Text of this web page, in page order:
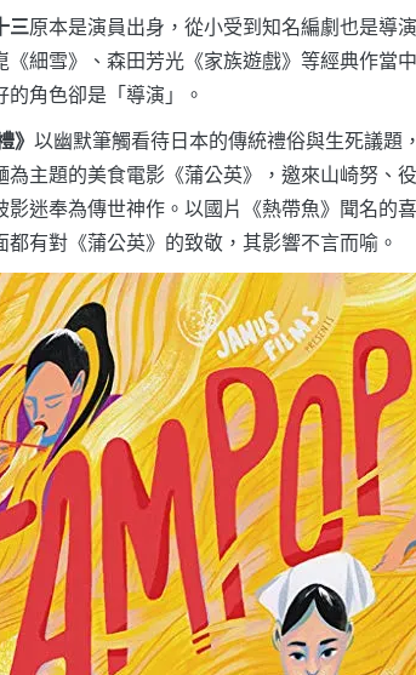
三原本是演員出身，從小受到知名編劇也是導
《細雪》、森田芳光《家族遊戲》等經典作當
角色卻是「導演」。
》 以幽默筆觸看待日本的傳統禮俗與生死議題
為主題的美食電影《蒲公英》，邀來山崎努、
影迷奉為傳世神作。以國片《熱帶魚》聞名的
有對《蒲公英》的致敬，其影響不言而喻。